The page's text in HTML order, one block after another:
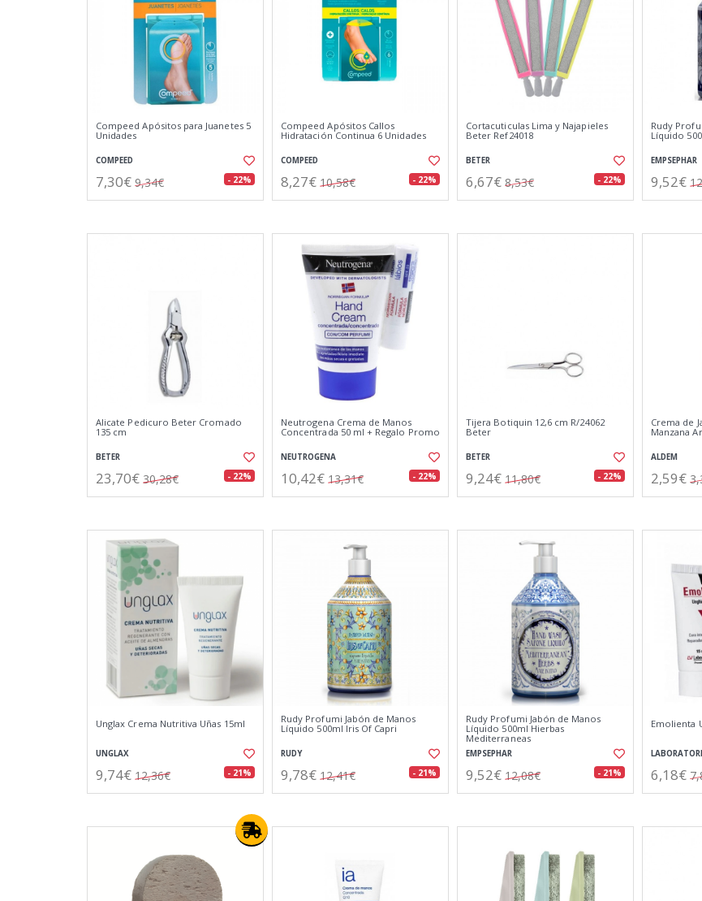
Compeed Apósitos para Juanetes 5
Unidades
COMPEED
7,30€ 9,34€ - 22%
Compeed Apósitos Callos
Hidratación Continua 6 Unidades
COMPEED
8,27€ 10,58€ - 22%
Cortacuticulas Lima y Najapieles
Beter Ref24018
BETER
6,67€ 8,53€ - 22%
Rudy
Líquido
EMPSEPHAR
9,52€
Alicate Pedicuro Beter Cromado
135 cm
BETER
23,70€ 30,28€ - 22%
Neutrogena Crema de Manos
Concentrada 50 ml + Regalo Promo
NEUTROGENA
10,42€ 13,31€ - 22%
Tijera Botiquin 12,6 cm R/24062
Beter
BETER
9,24€ 11,80€ - 22%
Crema de
Manzana
ALDEM
2,59€
Unglax Crema Nutritiva Uñas 15ml
UNGLAX
9,74€ 12,36€ - 21%
Rudy Profumi Jabón de Manos
Líquido 500ml Iris Of Capri
RUDY
9,78€ 12,41€ - 21%
Rudy Profumi Jabón de Manos
Líquido 500ml Hierbas
Mediterraneas
EMPSEPHAR
9,52€ 12,08€ - 21%
Emolienta
6,18€